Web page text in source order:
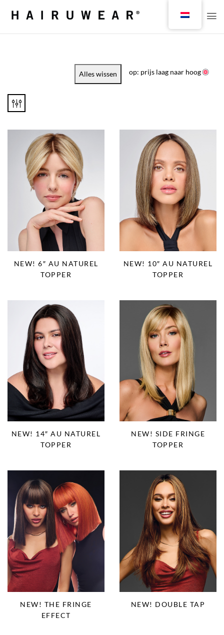
Alles wissen op: prijs laag naar hoog
NEW! 6″ AU NATUREL
TOPPER
NEW! 10″ AU NATUREL
TOPPER
NEW! 14″ AU NATUREL
TOPPER
NEW! SIDE FRINGE
TOPPER
NEW! THE FRINGE
EFFECT
NEW! DOUBLE TAP